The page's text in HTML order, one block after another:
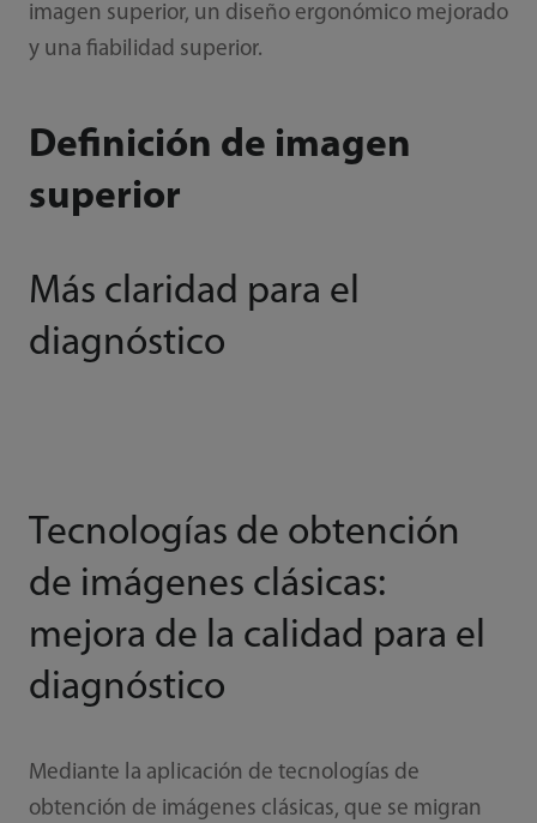
imagen superior, un diseño ergonómico mejorado
y una fiabilidad superior.
Definición de imagen
superior
Más claridad para el
diagnóstico
Tecnologías de obtención
de imágenes clásicas:
mejora de la calidad para el
diagnóstico
Mediante la aplicación de tecnologías de
obtención de imágenes clásicas, que se migran